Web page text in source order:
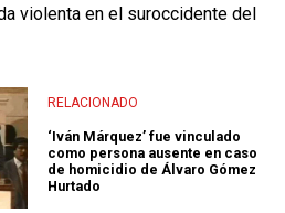
violenta en el suroccidente del
RELACIONADO
‘Iván Márquez’ fue vinculado
como persona ausente en caso
de homicidio de Álvaro Gómez
Hurtado